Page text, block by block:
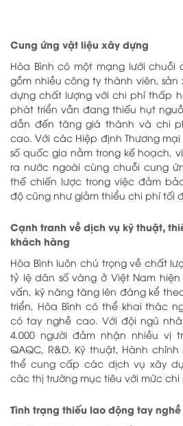
Cung ứng vật liệu xây dựng
Hòa Bình có một mạng lưới chuỗi
gồm nhiều công ty thành viên,
dựng chất lượng với chi phí thấp
phát triển vẫn đang thiếu hụt
dẫn đến tăng giá thành và chi
cao. Với các Hiệp định Thương
số quốc gia nằm trong kế hoạch,
ra nước ngoài cùng chuỗi cung
thế chiến lược trong việc đảm
độ cũng như giảm thiểu chi phí tối
Cạnh tranh về dịch vụ kỹ thuật,
khách hàng
Hòa Bình luôn chú trọng về chất
tỷ lệ dân số vàng ở Việt Nam
vấn, kỹ năng tăng lên đáng kể
triển, Hòa Bình có thể khai thác
có tay nghề cao. Với đội ngũ
4.000 người đảm nhận nhiều vị
QAQC, R&D, Kỹ thuật, Hành
thể cung cấp các dịch vụ xây
các thị trường mục tiêu với mức
Tình trạng thiếu lao động tay